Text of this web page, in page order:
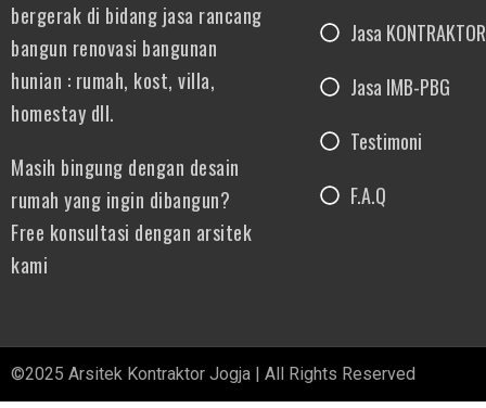
bergerak di bidang jasa rancang
bangun renovasi bangunan
hunian : rumah, kost, villa,
homestay dll.
Masih bingung dengan desain
rumah yang ingin dibangun?
Free konsultasi dengan arsitek
kami
Jasa KONTRAKTOR
Jasa IMB-PBG
Testimoni
F.A.Q
©2025 Arsitek Kontraktor Jogja | All Rights Reserved